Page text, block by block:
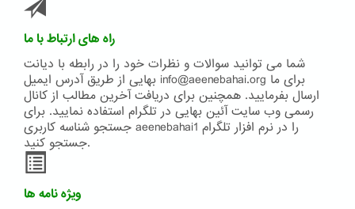
راه های ارتباط با ما
شما می توانید سوالات و نظرات خود را در رابطه با دیانت
بهایی از طریق آدرس ایمیل info@aeenebahai.org برای ما
ارسال بفرمایید. همچنین برای دریافت آخرین مطالب از کانال
رسمی وب سایت آئین بهایی در تلگرام استفاده نمایید. برای
جستجو شناسه کاربری aeenebahai1 را در نرم افزار تلگرام
جستجو کنید.
ویژه نامه ها